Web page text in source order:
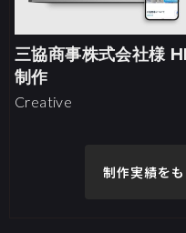
三協商事株式会社様
制作
Creative
制作実績を